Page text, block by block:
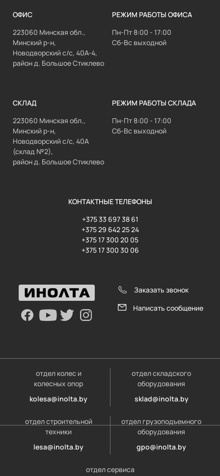
ОФИС
223060 Минская обл.,
Минский р-н,
Новодворский с/с, 40А-4,
район д. Большое Стиклево
РЕЖИМ РАБОТЫ ОФИСА
Пн-Пт 8:00 - 17:00
Сб-Вс выходной
СКЛАД
223060 Минская обл.,
Минский р-н,
Новодворский с/с, 40А
(склад №2),
район д. Большое Стиклево
РЕЖИМ РАБОТЫ СКЛАДА
Пн-Пт 8:00 - 17:00
Сб-Вс выходной
КОНТАКТНЫЕ ТЕЛЕФОНЫ
+375 33 697 38 61
+375 29 642 25 24
+375 17 300 20 05
+375 17 300 30 06
Заказать звонок
Написать сообщение
отдел колес и
колесных опор
kolesa@inolta.by
отдел складского
оборудования
sklad@inolta.by
отдел строительной
техники
lesa@inolta.by
отдел грузоподъемного
оборудования
gpo@inolta.by
отдел сервиса